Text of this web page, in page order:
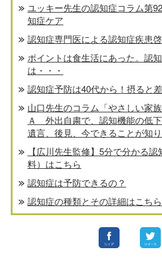
ユッキー先生の認知症コラム第
知症ケア
認知症専門医による認知症疾患
ポイントは食生活にあった。認
は・・・
認知症予防は40代から！摂ると
山口先生のコラム「やさしい家
Ａ 外出自粛で、認知機能の低下
遺言、後見、今できることが知
【広川先生監修】5分で分かる
料）はこちら
認知症は予防できるの？
認知症の種類とその詳細はこちら